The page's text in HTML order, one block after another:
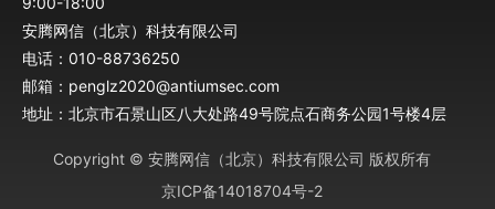
安腾网信（北京）科技有限公司
电话：010-88736250
邮箱：penglz2020@antiumsec.com
地址：北京市石景山区八大处路49号院点石商务公园1号楼4层
Copyright © 安腾网信（北京）科技有限公司 版权所有
京ICP备14018704号-2